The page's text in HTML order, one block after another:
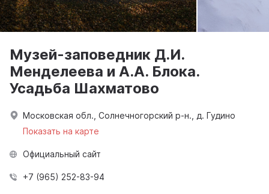
Музей-заповедник Д.И.
Менделеева и А.А. Блока.
Усадьба Шахматово
Московская обл., Солнечногорский р-н., д. Гудино
Показать на карте
Официальный сайт
+7 (965) 252-83-94